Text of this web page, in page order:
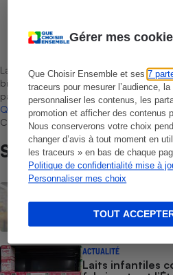
Gérer mes
Que Choisir Ensemble et ses7
traceurs pour mesurer l’audience,
personnaliser les contenus, les
promotion et afficher des contenus
Nous conserverons votre choix
changer d’avis à tout moment en
les traceurs » en bas de chaque
Politique de confidentialité mise à
Personnaliser mes choix
TOUT
Léa Girard
Rédactrice technique
La sélection de produits ou services
bien que non-exhaustive. À
par Bureau Veritas Certification
Que Choisir, il n’existe aucune
Choisir Ensemble et les
Sur le même sujet
Rappel Lidl :
salmonelle
ACTUALITÉ
Laits infantiles